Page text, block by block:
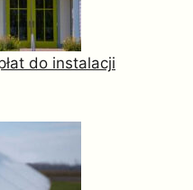
do instalacji